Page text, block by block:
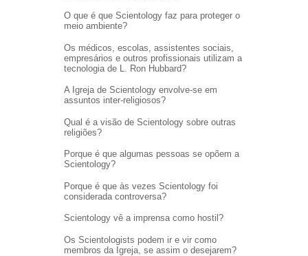
O que é que Scientology faz para proteger o
meio ambiente?
Os médicos, escolas, assistentes sociais,
empresários e outros profissionais utilizam a
tecnologia de L. Ron Hubbard?
A Igreja de Scientology envolve-se em
assuntos inter-religiosos?
Qual é a visão de Scientology sobre outras
religiões?
Porque é que algumas pessoas se opõem a
Scientology?
Porque é que às vezes Scientology foi
considerada controversa?
Scientology vê a imprensa como hostil?
Os Scientologists podem ir e vir como
membros da Igreja, se assim o desejarem?